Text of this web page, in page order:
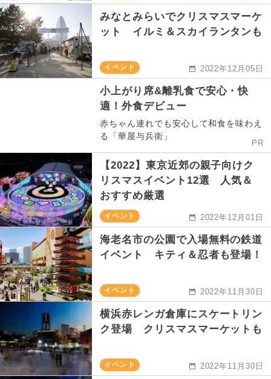
みなとみらいでクリスマスマーケ
ット イルミ＆スカイランタンも
イベント 2022年12月05日
小上がり席&離乳食で安心・快
適！外食デビュー
赤ちゃん連れでも安心して和食を味わえ
る「華屋与兵衛」
PR
【2022】東京近郊の親子向けク
リスマスイベント12選 人気＆
おすすめ厳選
イベント 2022年12月01日
海老名市の公園で入場無料の鉄道
イベント キティ＆忍者も登場！
イベント 2022年11月30日
横浜赤レンガ倉庫にスケートリン
ク登場 クリスマスマーケットも
イベント 2022年11月30日